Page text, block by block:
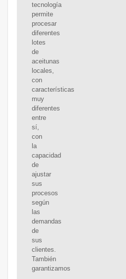
tecnología
permite
procesar
diferentes
lotes
de
aceitunas
locales,
con
características
muy
diferentes
entre
sí,
con
la
capacidad
de
ajustar
sus
procesos
según
las
demandas
de
sus
clientes.
También
garantizamos